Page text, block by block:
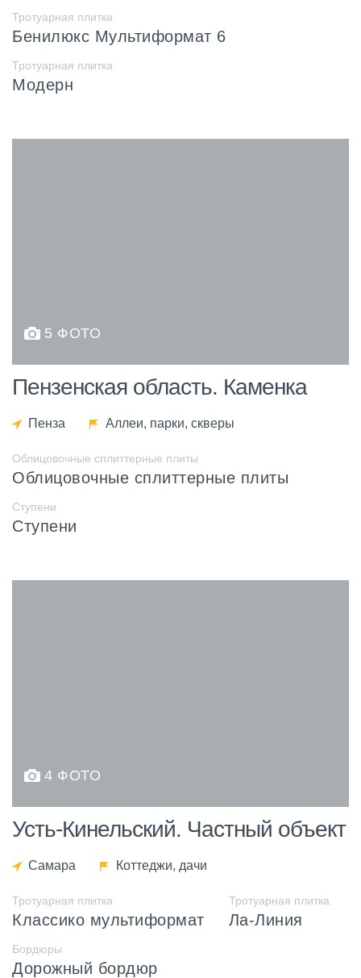
Тротуарная плитка
Бенилюкс Мультиформат 6
Тротуарная плитка
Модерн
5 ФОТО
Пензенская область. Каменка
Пенза Аллеи, парки, скверы
Облицовочные сплиттерные плиты
Облицовочные сплиттерные плиты
Ступени
Ступени
4 ФОТО
Усть-Кинельский. Частный объект
Самара Коттеджи, дачи
Тротуарная плитка
Классико мультиформат
Тротуарная плитка
Ла-Линия
Бордюры
Дорожный бордюр